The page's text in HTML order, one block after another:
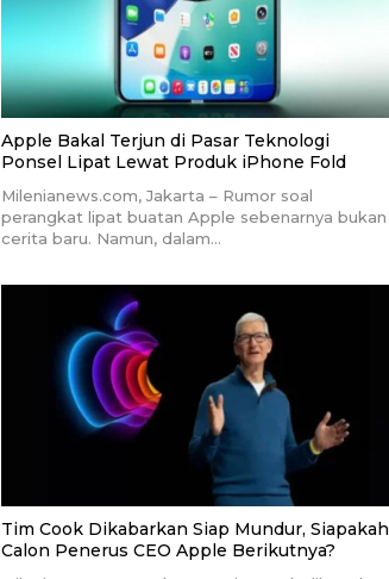
Apple Bakal Terjun di Pasar Teknologi
Ponsel Lipat Lewat Produk iPhone Fold
Milenianews.com, Jakarta – Rumor soal
perangkat lipat buatan Apple sebenarnya bukan
cerita baru. Namun, dalam…
Tim Cook Dikabarkan Siap Mundur, Siapakah
Calon Penerus CEO Apple Berikutnya?